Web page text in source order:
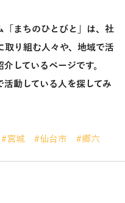
「まちのひとびと」は、社
取り組む人々や、地域で活
しているページです。
活動している人を探してみ
#宮城 #仙台市 #郷六